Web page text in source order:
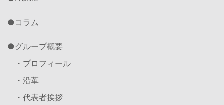
コラム
グループ概要
・プロフィール
・沿革
・代表者挨拶